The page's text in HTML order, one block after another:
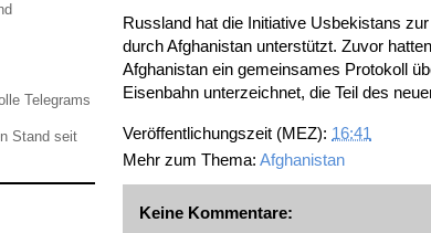
Russland hat die Initiative Usbekistans
durch Afghanistan unterstützt. Zuvor
Afghanistan ein gemeinsames Protokoll
Eisenbahn unterzeichnet, die Teil des
Veröffentlichungszeit (MEZ): 16:41
Mehr zum Thema: Afghanistan
Keine Kommentare:
Telegrams
Stand seit